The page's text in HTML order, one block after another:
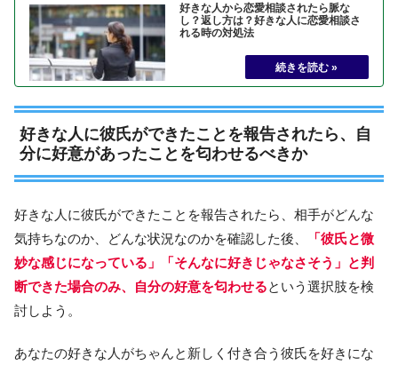
好きな人から恋愛相談されたら脈な
し？返し方は？好きな人に恋愛相談さ
れる時の対処法
好きな人に彼氏ができたことを報告されたら、自
分に好意があったことを匂わせるべきか
好きな人に彼氏ができたことを報告されたら、相手がどんな
気持ちなのか、どんな状況なのかを確認した後、
「彼氏と微
妙な感じになっている」「そんなに好きじゃなさそう」と判
断できた場合のみ、自分の好意を匂わせるという選択肢を検
討しよう。
あなたの好きな人がちゃんと新しく付き合う彼氏を好きにな